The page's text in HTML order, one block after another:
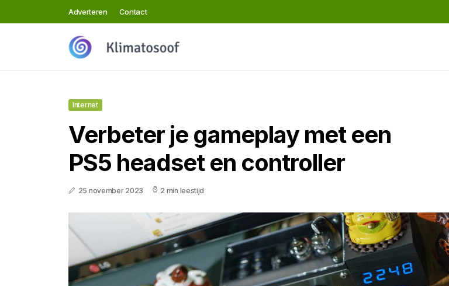
Adverteren Contact
Internet
Verbeter je gameplay met een
PS5 headset en controller
25 november 2023 2 min leestijd